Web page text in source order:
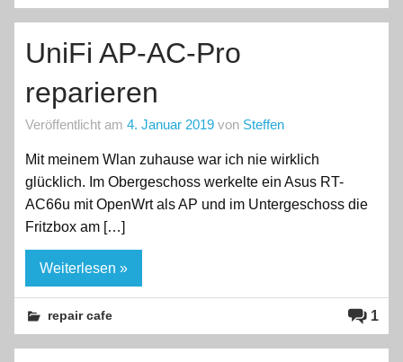
UniFi AP-AC-Pro
reparieren
Veröffentlicht am 4. Januar 2019 von Steffen
Mit meinem Wlan zuhause war ich nie wirklich
glücklich. Im Obergeschoss werkelte ein Asus RT-
AC66u mit OpenWrt als AP und im Untergeschoss die
Fritzbox am […]
Weiterlesen »
1
repair cafe